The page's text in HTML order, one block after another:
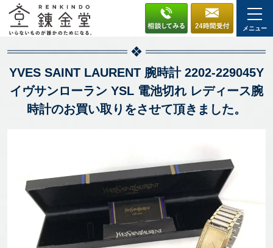
メニュー
YVES SAINT LAURENT 腕時計 2202-229045Y
イヴサンローラン YSL 電池切れ レディース腕
時計のお買い取りをさせて頂きました。